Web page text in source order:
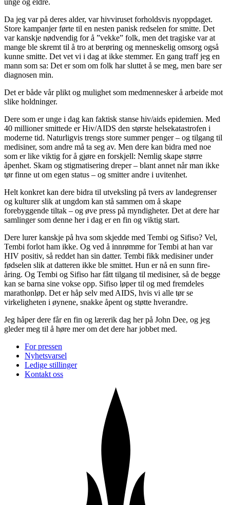
Da jeg var på deres alder, var hivviruset forholdsvis nyoppdaget.
Store kampanjer førte til en nesten panisk redselen for smitte. Det
var kanskje nødvendig for å ”vekke” folk, men det tragiske var at
mange ble skremt til å tro at berøring og menneskelig omsorg også
kunne smitte. Det vet vi i dag at ikke stemmer. En gang traff jeg en
mann som sa: Det er som om folk har sluttet å se meg, men bare ser
diagnosen min.
Det er både vår plikt og mulighet som medmennesker å arbeide mot
slike holdninger.
Dere som er unge i dag kan faktisk stanse hiv/aids epidemien. Med
40 millioner smittede er Hiv/AIDS den største helsekatastrofen i
moderne tid. Naturligvis trengs store summer penger – og tilgang til
medisiner, som andre må ta seg av. Men dere kan bidra med noe
som er like viktig for å gjøre en forskjell: Nemlig skape større
åpenhet. Skam og stigmatisering dreper – blant annet når man ikke
tør finne ut om egen status – og smitter andre i uvitenhet.
Helt konkret kan dere bidra til utveksling på tvers av landegrenser
og kulturer slik at ungdom kan stå sammen om å skape
forebyggende tiltak – og øve press på myndigheter. Det at dere har
samlinger som denne her i dag er en fin og viktig start.
Dere lurer kanskje på hva som skjedde med Tembi og Sifiso? Vel,
Tembi forlot ham ikke. Og ved å innrømme for Tembi at han var
HIV positiv, så reddet han sin datter. Tembi fikk medisiner under
fødselen slik at datteren ikke ble smittet. Hun er nå en sunn fire-
åring. Og Tembi og Sifiso har fått tilgang til medisiner, så de begge
kan se barna sine vokse opp. Sifiso løper til og med fremdeles
marathonløp. Det er håp selv med AIDS, hvis vi alle tør se
virkeligheten i øynene, snakke åpent og støtte hverandre.
Jeg håper dere får en fin og lærerik dag her på John Dee, og jeg
gleder meg til å høre mer om det dere har jobbet med.
For pressen
Nyhetsvarsel
Ledige stillinger
Kontakt oss